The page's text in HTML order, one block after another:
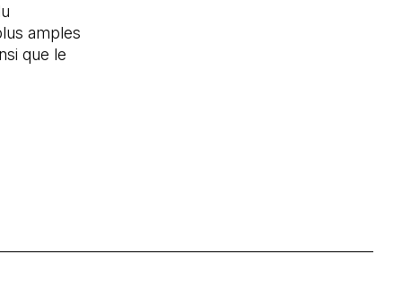
amples
que le
nouvel onglet)